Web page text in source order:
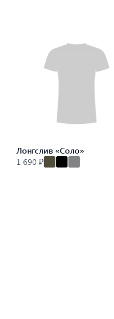
Лонгслив «Соло»
1 690 ₽